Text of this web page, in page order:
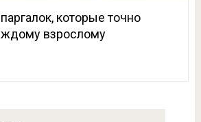
которые точно
взрослому